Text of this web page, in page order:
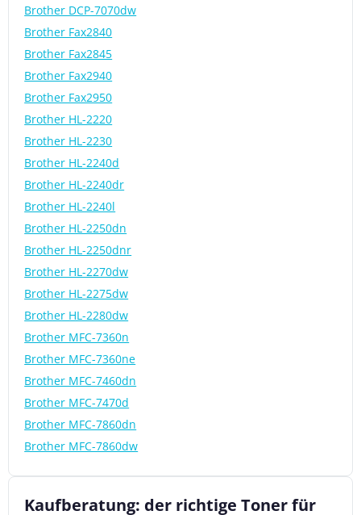
Brother DCP-7070dw
Brother Fax2840
Brother Fax2845
Brother Fax2940
Brother Fax2950
Brother HL-2220
Brother HL-2230
Brother HL-2240d
Brother HL-2240dr
Brother HL-2240l
Brother HL-2250dn
Brother HL-2250dnr
Brother HL-2270dw
Brother HL-2275dw
Brother HL-2280dw
Brother MFC-7360n
Brother MFC-7360ne
Brother MFC-7460dn
Brother MFC-7470d
Brother MFC-7860dn
Brother MFC-7860dw
Kaufberatung: der richtige Toner für